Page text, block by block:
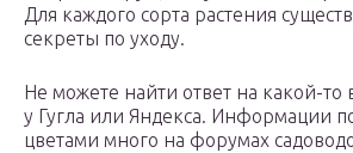
Для каждого сорта растения
секреты по уходу.
Не можете найти ответ на какой-то
у Гугла или Яндекса. Информации
цветами много на форумах